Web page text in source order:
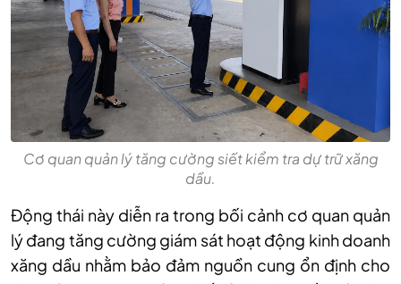
Cơ quan quản lý tăng cường siết kiểm tra dự trữ xăng
dầu.
Động thái này diễn ra trong bối cảnh cơ quan quản
lý đang tăng cường giám sát hoạt động kinh doanh
xăng dầu nhằm bảo đảm nguồn cung ổn định cho